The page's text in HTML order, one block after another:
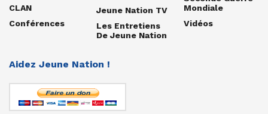
CLAN
Conférences
Jeune Nation TV
Les Entretiens
De Jeune Nation
Mondiale
Vidéos
Aidez Jeune Nation !